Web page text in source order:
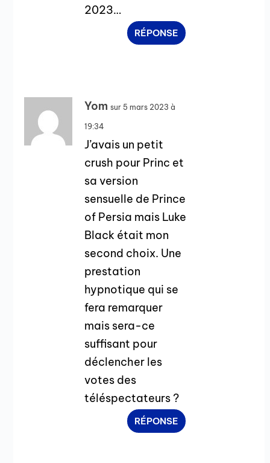
2023…
RÉPONSE
Yom sur 5 mars 2023 à
19:34
J’avais un petit
crush pour Princ et
sa version
sensuelle de Prince
of Persia mais Luke
Black était mon
second choix. Une
prestation
hypnotique qui se
fera remarquer
mais sera-ce
suffisant pour
déclencher les
votes des
téléspectateurs ?
RÉPONSE